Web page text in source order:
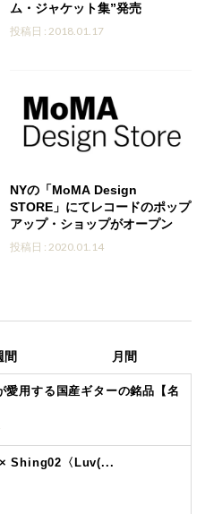
ム・ジャケット集”発売
投稿日 : 2018.01.17
NYの「MoMA Design
STORE」にてレコードのポップ
アップ・ショップがオープン
投稿日 : 2020.01.14
間 月間
愛用する国産ギターの銘品【名
Shing02〈Luv(...